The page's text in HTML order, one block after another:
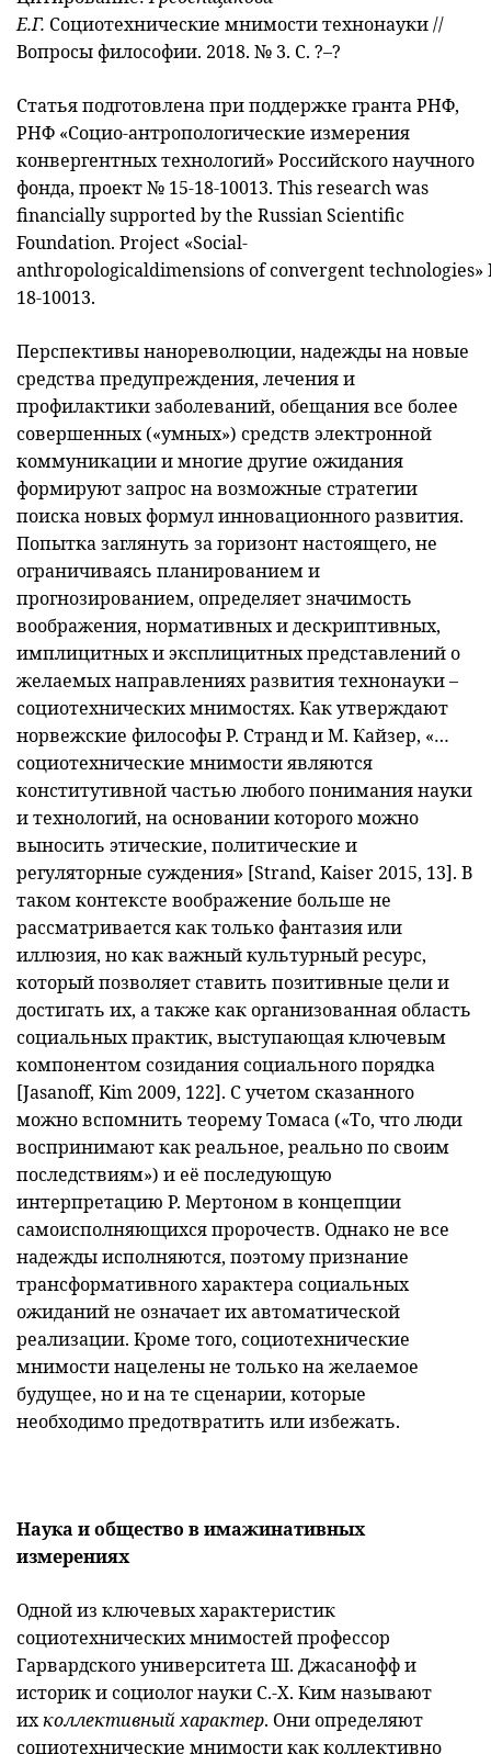
Е.Г. Социотехнические мнимости технонауки//
Вопросы философии. 2018. № 3. С. ?–?
Статья подготовлена при поддержке гранта РНФ,
РНФ «Социо-антропологические измерения
конвергентных технологий» Российского научного
фонда, проект № 15-18-10013. This research was
financially supported by the Russian Scientific
Foundation. Project «Social-
anthropologicaldimensions of convergent technologies»
18-10013.
Перспективы нанореволюции, надежды на новые
средства предупреждения, лечения и
профилактики заболеваний, обещания все более
совершенных («умных») средств электронной
коммуникации и многие другие ожидания
формируют запрос на возможные стратегии
поиска новых формул инновационного развития.
Попытка заглянуть за горизонт настоящего, не
ограничиваясь планированием и
прогнозированием, определяет значимость
воображения, нормативных и дескриптивных,
имплицитных и эксплицитных представлений о
желаемых направлениях развития технонауки –
социотехнических мнимостях. Как утверждают
норвежские философы Р. Странд и М. Кайзер, «…
социотехнические мнимости являются
конститутивной частью любого понимания науки
и технологий, на основании которого можно
выносить этические, политические и
регуляторные суждения» [Strand, Kaiser 2015, 13]. В
таком контексте воображение больше не
рассматривается как только фантазия или
иллюзия, но как важный культурный ресурс,
который позволяет ставить позитивные цели и
достигать их, а также как организованная область
социальных практик, выступающая ключевым
компонентом созидания социального порядка
[Jasanoff, Kim 2009, 122]. С учетом сказанного
можно вспомнить теорему Томаса («То, что люди
воспринимают как реальное, реально по своим
последствиям») и её последующую
интерпретацию Р. Мертоном в концепции
самоисполняющихся пророчеств. Однако не все
надежды исполняются, поэтому признание
трансформативного характера социальных
ожиданий не означает их автоматической
реализации. Кроме того, социотехнические
мнимости нацелены не только на желаемое
будущее, но и на те сценарии, которые
необходимо предотвратить или избежать.
Наука и общество в имажинативных
измерениях
Одной из ключевых характеристик
социотехнических мнимостей профессор
Гарвардского университета Ш. Джасанофф и
историк и социолог науки С.-Х. Ким называют
ихколлективный характер. Они определяют
социотехнические мнимости как коллективно